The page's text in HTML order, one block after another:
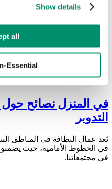
kinds of cookies.
.
Show details
all
Essential
ما هو السماد العضوي
للمدن إدارة النفايات
يُعد التسميد التجاري أداة حيوية
العضوية، والحد من استخدام مدافن
في المنزل نصائح حول
التدوير
يُعد عمال النظافة في المناطق
في الخطوط الأمامية، حيث
في مجتمعاتنا.